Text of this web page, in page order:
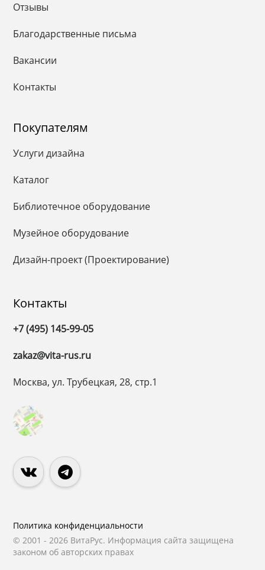
Отзывы
Благодарственные письма
Вакансии
Контакты
Покупателям
Услуги дизайна
Каталог
Библиотечное оборудование
Музейное оборудование
Дизайн-проект (Проектирование)
Контакты
+7 (495) 145-99-05
zakaz@vita-rus.ru
Москва, ул. Трубецкая, 28, стр.1
© 2001 - 2026 ВитаРус. Информация сайта защищена
законом об авторских правах
Политика конфиденциальности